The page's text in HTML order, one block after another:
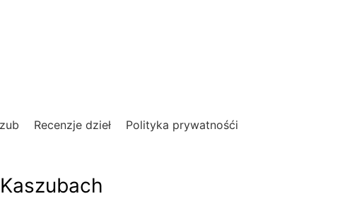
Recenzje dzieł Polityka prywatnośći